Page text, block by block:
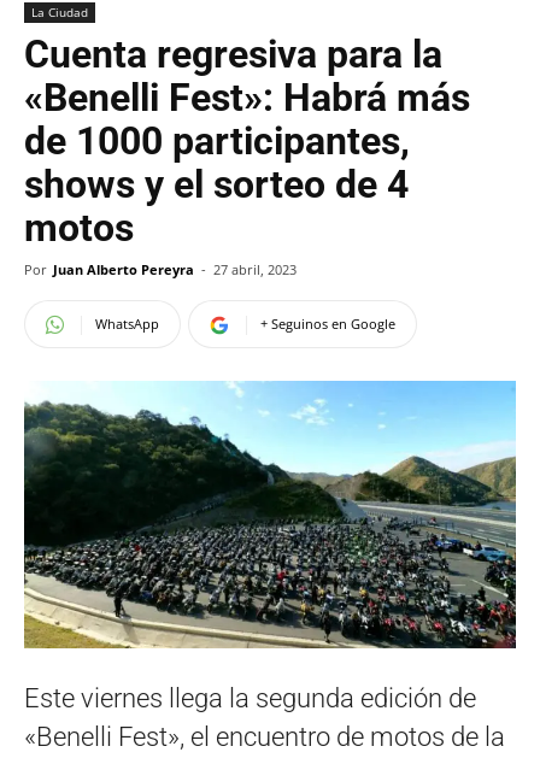
La Ciudad
Cuenta regresiva para la
«Benelli Fest»: Habrá más
de 1000 participantes,
shows y el sorteo de 4
motos
Por Juan Alberto Pereyra - 27 abril, 2023
WhatsApp + Seguinos en Google
Este viernes llega la segunda edición de
«Benelli Fest», el encuentro de motos de la